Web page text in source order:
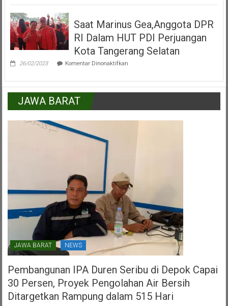
:
Kecamatan
Pamulang
Peran
Lapisan
Masyarakat
Saat Marinus Gea,Anggota DPR
RI Dalam HUT PDI Perjuangan
Kota Tangerang Selatan
26/02/2023 Komentar Dinonaktifkanpada
Gea,Anggota
DPR
Dalam
JAWA BARAT
JAWA BARAT NEWS
Pembangunan IPA Duren Seribu di Depok Capai
30 Persen, Proyek Pengolahan Air Bersih
Ditargetkan Rampung dalam 515 Hari